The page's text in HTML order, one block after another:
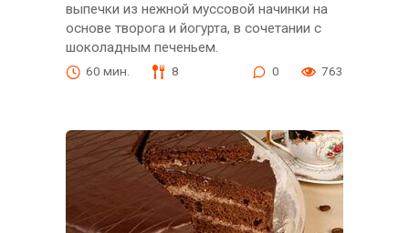
выпечки из нежной муссовой начинки на
основе творога и йогурта, в сочетании с
шоколадным печеньем.
60 мин. 8 0 763